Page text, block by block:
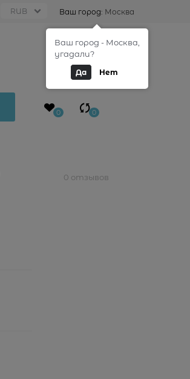
Ваш город: Москва
0
0 0
0 отзывов
Ваш город - Москва,
угадали?
Да Нет